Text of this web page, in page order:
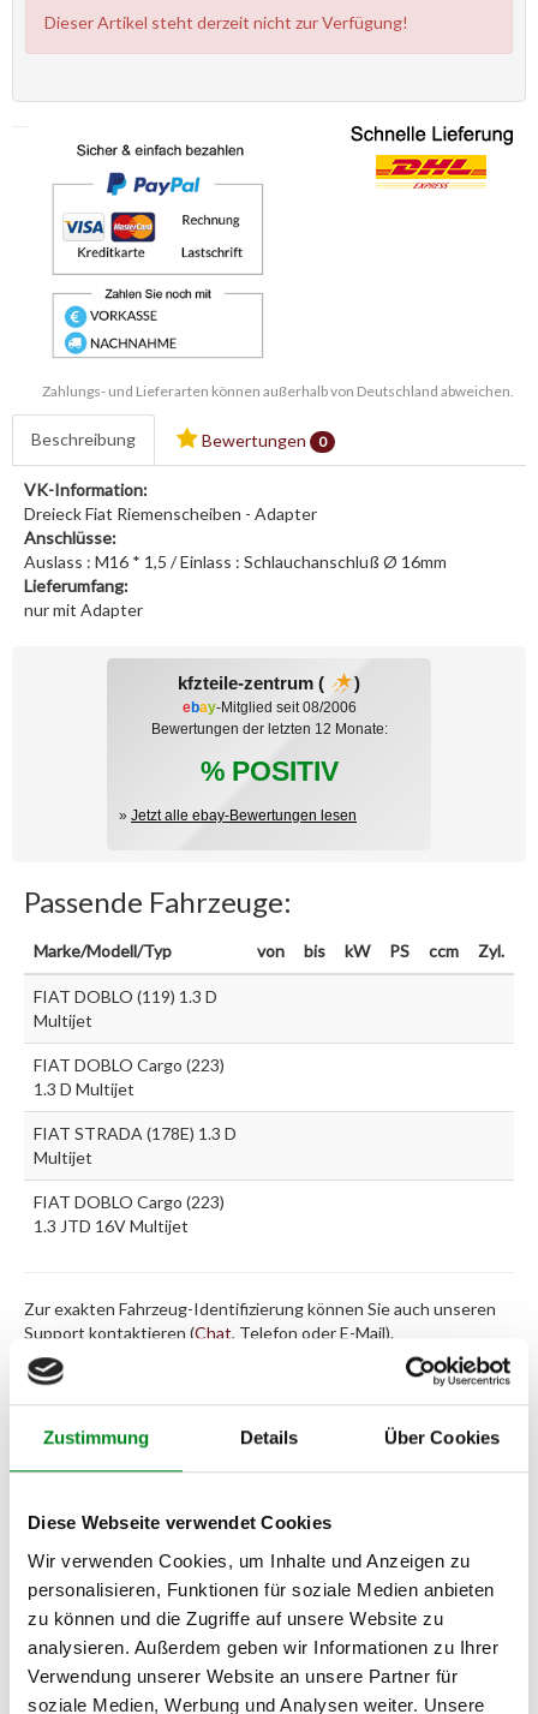
Zustimmung Details Über Cookies
Diese Webseite verwendet Cookies
Wir verwenden Cookies, um Inhalte und Anzeigen zu
personalisieren, Funktionen für soziale Medien anbieten
zu können und die Zugriffe auf unsere Website zu
analysieren. Außerdem geben wir Informationen zu Ihrer
Verwendung unserer Website an unsere Partner für
soziale Medien, Werbung und Analysen weiter. Unsere
Dieser Artikel steht derzeit nicht zur Verfügung!
Zahlungs- und Lieferarten können außerhalb von Deutschland abweichen.
Beschreibung Bewertungen 0
VK-Information:
Dreieck Fiat Riemenscheiben - Adapter
Anschlüsse:
Auslass : M16 * 1,5 / Einlass : Schlauchanschluß Ø 16mm
Lieferumfang:
nur mit Adapter
kfzteile-zentrum ( )
ebay-Mitglied seit 08/2006
Bewertungen der letzten 12 Monate:
% POSITIV
» Jetzt alle ebay-Bewertungen lesen
Passende Fahrzeuge:
Marke/Modell/Typ von bis kW PS ccm Zyl.
FIAT DOBLO (119) 1.3 D
Multijet
FIAT DOBLO Cargo (223)
1.3 D Multijet
FIAT STRADA (178E) 1.3 D
Multijet
FIAT DOBLO Cargo (223)
1.3 JTD 16V Multijet
Zur exakten Fahrzeug-Identifizierung können Sie auch unseren
Support kontaktieren (Chat, Telefon oder E-Mail).
Wir benötigen folgende Fahrzeugdaten:
Schlüsselnummerzu 2
(2.1) und zu 3 (2.2) oder
Passendes Fahrzeug nicht dabei?
Hersteller/EU Verantwortliche
Person
Hersteller